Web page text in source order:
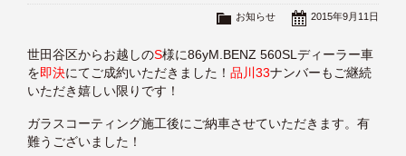
2015年9月11日
お知らせ
世田谷区からお越しのS様に86yM.BENZ 560SLディーラー車
を即決にてご成約いただきました！ 品川33ナンバーもご継続
いただき嬉しい限りです！
ガラスコーティング施工後にご納車させていただきます。有
難うございました！